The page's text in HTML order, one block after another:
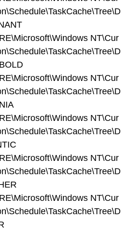
NT\Cur
NT\Cur
NT\Cur
NT\Cur
NT\Cur